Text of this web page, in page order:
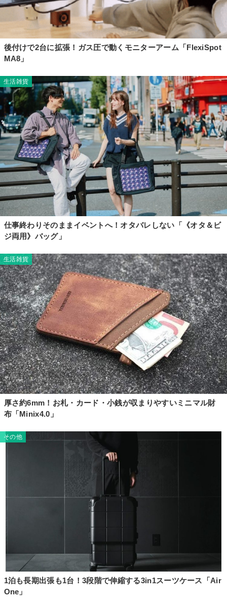
後付けで2台に拡張！ガス圧で動くモニターアーム「FlexiSpot
MA8」
生活雑貨
仕事終わりそのままイベントへ！オタバレしない「《オタ＆ビ
ジ両用》バッグ」
生活雑貨
厚さ約6mm！お札・カード・小銭が収まりやすいミニマル財
布「Minix4.0」
その他
1泊も長期出張も1台！3段階で伸縮する3in1スーツケース「Air
One」